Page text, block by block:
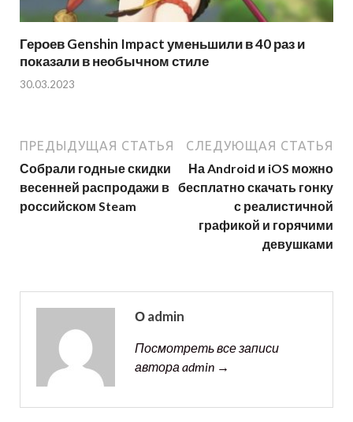
Героев Genshin Impact уменьшили в 40 раз и
показали в необычном стиле
30.03.2023
ПРЕДЫДУЩАЯ СТАТЬЯ
Собрали годные скидки
весенней распродажи в
российском Steam
СЛЕДУЮЩАЯ СТАТЬЯ
На Android и iOS можно
бесплатно скачать гонку
с реалистичной
графикой и горячими
девушками
О admin
Посмотреть все записи
автора admin →